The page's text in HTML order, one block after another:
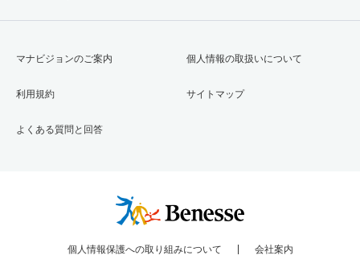
マナビジョンのご案内
利用規約
よくある質問と回答
個人情報の取扱いについて
サイトマップ
個人情報保護への取り組みについて 会社案内